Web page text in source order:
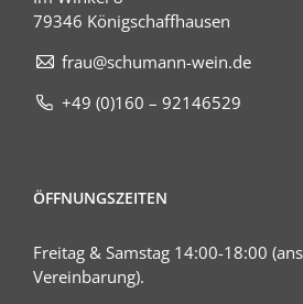
79346 Königschaffhausen
frau@schumann-wein.de
+49 (0)160 – 92146529
ÖFFNUNGSZEITEN
Freitag & Samstag 14:00-18:00
Vereinbarung).